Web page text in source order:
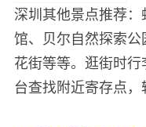
深圳其他景点推荐
馆、贝尔自然探索
花街等等。逛街时
台查找附近寄存点